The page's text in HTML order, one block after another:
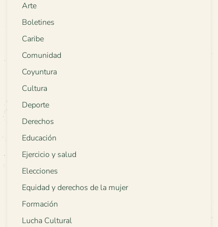
Arte
Boletines
Caribe
Comunidad
Coyuntura
Cultura
Deporte
Derechos
Educación
Ejercicio y salud
Elecciones
Equidad y derechos de la mujer
Formación
Lucha Cultural